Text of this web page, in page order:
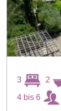
3 2
4 bis 6